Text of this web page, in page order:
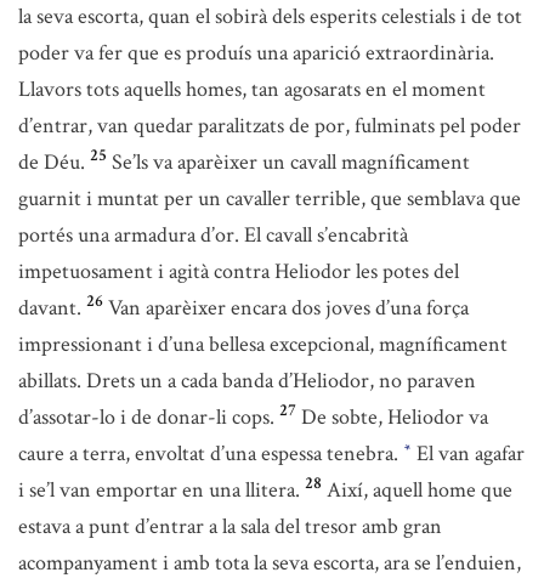
la seva escorta, quan el sobirà dels esperits celestials i de tot
poder va fer que es produís una aparició extraordinària.
Llavors tots aquells homes, tan agosarats en el moment
d’entrar, van quedar paralitzats de por, fulminats pel poder
de Déu. 25 Se’ls va aparèixer un cavall magníficament
guarnit i muntat per un cavaller terrible, que semblava que
portés una armadura d’or. El cavall s’encabrità
impetuosament i agità contra Heliodor les potes del
davant. 26 Van aparèixer encara dos joves d’una força
impressionant i d’una bellesa excepcional, magníficament
abillats. Drets un a cada banda d’Heliodor, no paraven
d’assotar-lo i de donar-li cops. 27 De sobte, Heliodor va
caure a terra, envoltat d’una espessa tenebra. * El van agafar
i se’l van emportar en una llitera. 28 Així, aquell home que
estava a punt d’entrar a la sala del tresor amb gran
acompanyament i amb tota la seva escorta, ara se l’enduien,